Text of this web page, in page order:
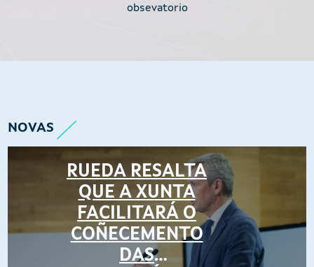
obsevatorio
NOVAS
RUEDA RESALTA
QUE A XUNTA
FACILITARÁ O
COÑECEMENTO
DAS